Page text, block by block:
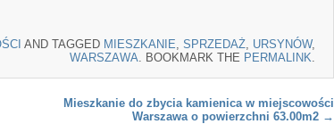
AND TAGGED MIESZKANIE SPRZEDAŻ URSYNÓW,
WARSZAWA . BOOKMARK THE PERMALINK
Mieszkanie do zbycia kamienica w miejscowości
Warszawa o powierzchni 63.00m2 →